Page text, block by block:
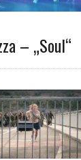
– „Soul“